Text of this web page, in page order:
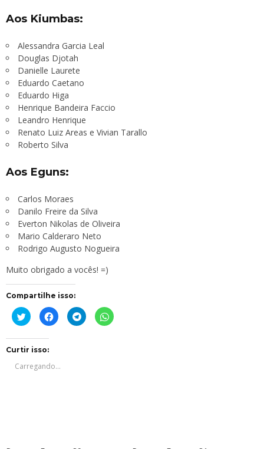
Aos Kiumbas:
Alessandra Garcia Leal
Douglas Djotah
Danielle Laurete
Eduardo Caetano
Eduardo Higa
Henrique Bandeira Faccio
Leandro Henrique
Renato Luiz Areas e Vivian Tarallo
Roberto Silva
Aos Eguns:
Carlos Moraes
Danilo Freire da Silva
Everton Nikolas de Oliveira
Mario Calderaro Neto
Rodrigo Augusto Nogueira
Muito obrigado a vocês! =)
Compartilhe isso:
Clique
para
compartilhar
em
janela)
Clique
para
compartilhar
janela)
Clique
para
compartilhar
Clique
para
Curtir isso:
Carregando...